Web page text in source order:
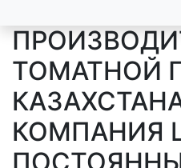
ТОМАТНОЙ
КОМПАНИЯ